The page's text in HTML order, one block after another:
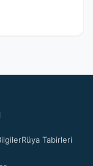
Rüya Tabirleri